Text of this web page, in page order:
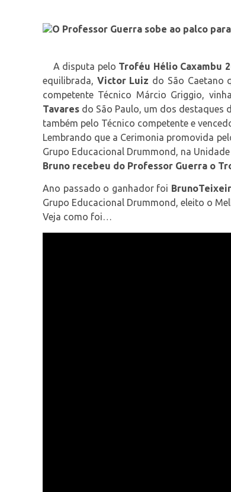
O Professor Guerra sobe ao palco
A disputa pelo Troféu Hélio Caxambu
equilibrada, Victor Luiz do São Caetano
competente Técnico Márcio Griggio,
Tavares do São Paulo, um dos
também pelo Técnico competente e
Lembrando que a Cerimonia promovida
Grupo Educacional Drummond, na
Bruno recebeu do Professor Guerra o
Ano passado o ganhador foi
Grupo Educacional Drummond, eleito o
Veja como foi…